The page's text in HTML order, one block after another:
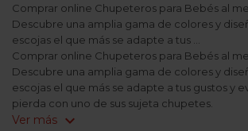
Comprar online Chupeteros para Bebés al
Descubre una amplia gama de colores y
escojas el que más se adapte a tus ...
Comprar online Chupeteros para Bebés al
Descubre una amplia gama de colores y
escojas el que más se adapte a tus gustos y
pierda con uno de sus sujeta chupetes.
Ver más expand_more